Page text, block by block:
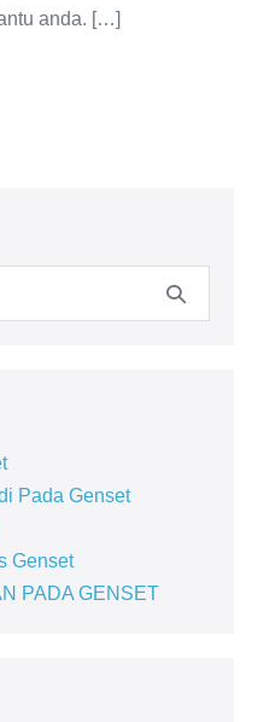
anda. […]
Pada Genset
Genset
PADA GENSET